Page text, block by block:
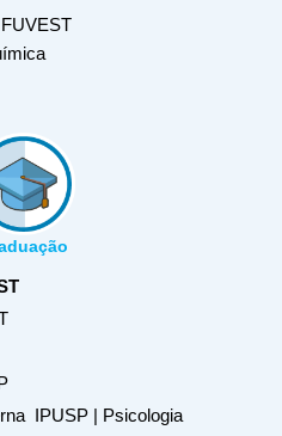
IPUSP | Psicologia